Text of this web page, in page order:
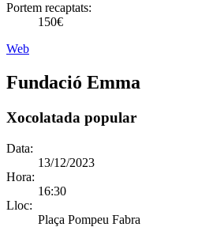
Portem recaptats:
150€
Web
Fundació Emma
Xocolatada popular
Data:
13/12/2023
Hora:
16:30
Lloc:
Plaça Pompeu Fabra